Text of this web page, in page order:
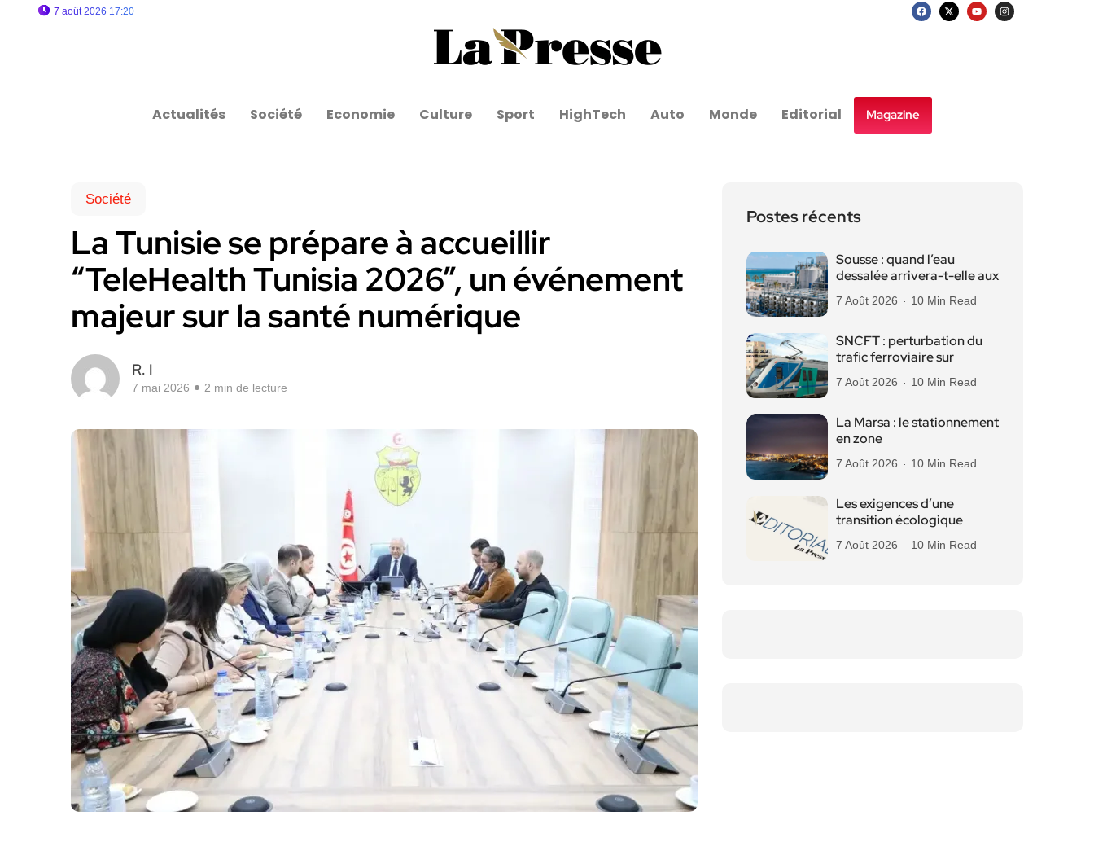
7 août 2026 17:20
Actualités Société Economie Culture Sport HighTech Auto Monde Editorial Magazine
Société
La Tunisie se prépare à accueillir
“TeleHealth Tunisia 2026”, un événement
majeur sur la santé numérique
R. I
7 mai 2026 2 min de lecture
Postes récents
Sousse : quand l’eau
dessalée arrivera-t-elle aux
7 Août 2026 10 Min Read
SNCFT : perturbation du
trafic ferroviaire sur
7 Août 2026 10 Min Read
La Marsa : le stationnement
en zone
7 Août 2026 10 Min Read
Les exigences d’une
transition écologique
7 Août 2026 10 Min Read